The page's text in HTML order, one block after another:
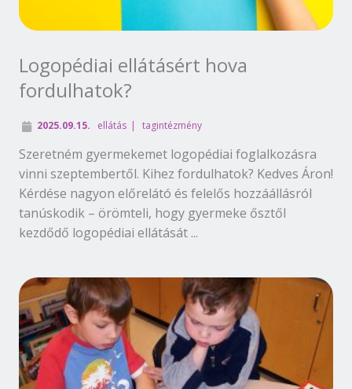
Logopédiai ellátásért hova
fordulhatok?
2025.09.15. ellátás tagintézmény
Szeretném gyermekemet logopédiai foglalkozásra
vinni szeptembertől. Kihez fordulhatok? Kedves Áron!
Kérdése nagyon előrelátó és felelős hozzáállásról
tanúskodik – örömteli, hogy gyermeke ősztől
kezdődő logopédiai ellátását ...